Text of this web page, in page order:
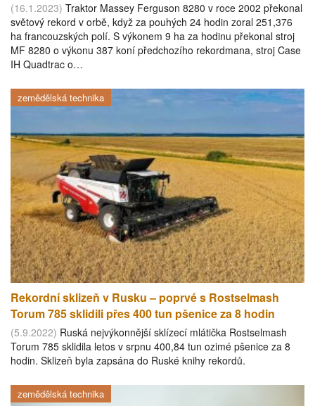
(16.1.2023) Traktor Massey Ferguson 8280 v roce 2002 překonal
světový rekord v orbě, když za pouhých 24 hodin zoral 251,376
ha francouzských polí. S výkonem 9 ha za hodinu překonal stroj
MF 8280 o výkonu 387 koní předchozího rekordmana, stroj Case
IH Quadtrac o…
zemědělská technika
Rekordní sklizeň v Rusku – poprvé s Rostselmash
Torum 785 sklidili přes 400 tun pšenice za 8 hodin
(5.9.2022) Ruská nejvýkonnější sklízecí mlátička Rostselmash
Torum 785 sklidila letos v srpnu 400,84 tun ozimé pšenice za 8
hodin. Sklizeň byla zapsána do Ruské knihy rekordů.
zemědělská technika